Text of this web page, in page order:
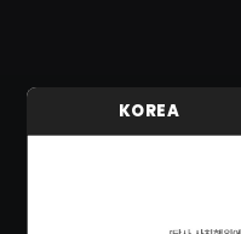
KOREA